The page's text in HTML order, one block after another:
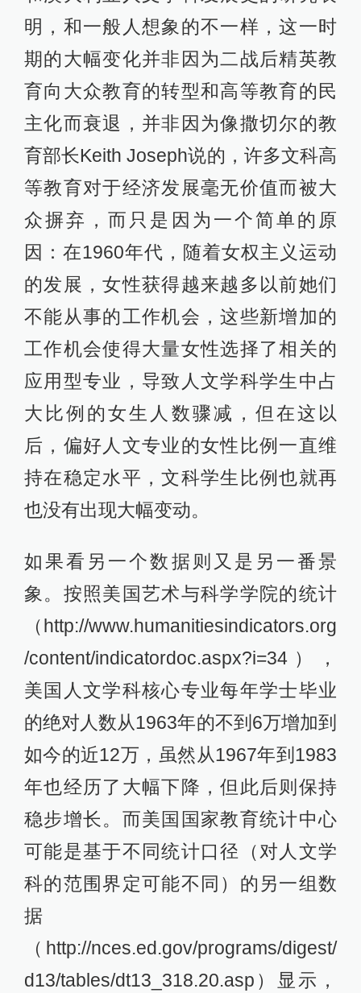
明，和一般人想象的不一样，这一时
期的大幅变化并非因为二战后精英教
育向大众教育的转型和高等教育的民
主化而衰退，并非因为像撒切尔的教
育部长Keith Joseph说的，许多文科高
等教育对于经济发展毫无价值而被大
众摒弃，而只是因为一个简单的原
因：在1960年代，随着女权主义运动
的发展，女性获得越来越多以前她们
不能从事的工作机会，这些新增加的
工作机会使得大量女性选择了相关的
应用型专业，导致人文学科学生中占
大比例的女生人数骤减，但在这以
后，偏好人文专业的女性比例一直维
持在稳定水平，文科学生比例也就再
也没有出现大幅变动。
如果看另一个数据则又是另一番景
象。按照美国艺术与科学学院的统计
（http://www.humanitiesindicators.org
/content/indicatordoc.aspx?i=34），
美国人文学科核心专业每年学士毕业
的绝对人数从1963年的不到6万增加到
如今的近12万，虽然从1967年到1983
年也经历了大幅下降，但此后则保持
稳步增长。而美国国家教育统计中心
可能是基于不同统计口径（对人文学
科的范围界定可能不同）的另一组数
据
（http://nces.ed.gov/programs/digest/
d13/tables/dt13_318.20.asp）显示，